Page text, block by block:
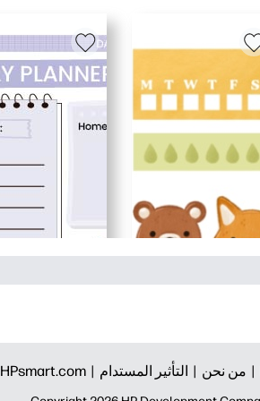
من نحن | التأثير المستدام | HPsmart.com |